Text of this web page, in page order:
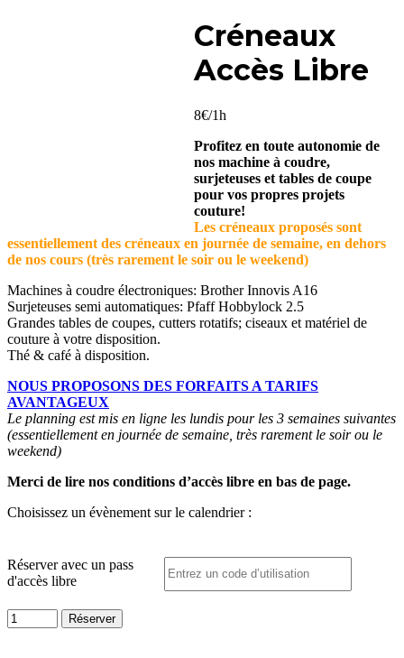
Créneaux
Accès Libre
8€/1h
Profitez en toute autonomie de
nos machine à coudre,
surjeteuses et tables de coupe
pour vos propres projets
couture!
Les créneaux proposés sont
essentiellement des créneaux en journée de semaine, en dehors
de nos cours (très rarement le soir ou le weekend)
Machines à coudre électroniques: Brother Innovis A16
Surjeteuses semi automatiques: Pfaff Hobbylock 2.5
Grandes tables de coupes, cutters rotatifs; ciseaux et matériel de
couture à votre disposition.
Thé & café à disposition.
NOUS PROPOSONS DES FORFAITS A TARIFS
AVANTAGEUX
Le planning est mis en ligne les lundis pour les 3 semaines suivantes
(essentiellement en journée de semaine, très rarement le soir ou le
weekend)
Merci de lire nos conditions d’accès libre en bas de page.
Choisissez un évènement sur le calendrier :
Réserver avec un pass
d'accès libre
quantité
de
Réserver